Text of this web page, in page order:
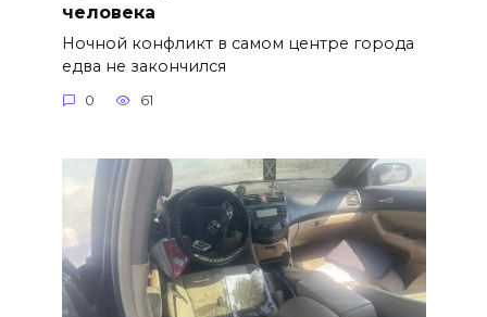
человека
Ночной конфликт в самом центре города
едва не закончился
0 61